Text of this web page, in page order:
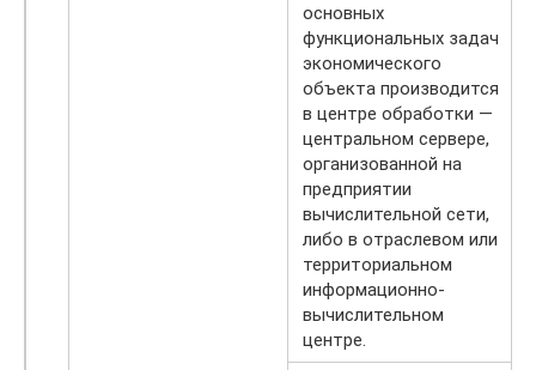
основных
функциональных задач
экономического
объекта производится
в центре обработки —
центральном сервере,
организованной на
предприятии
вычислительной сети,
либо в отраслевом или
территориальном
информационно-
вычислительном
центре.